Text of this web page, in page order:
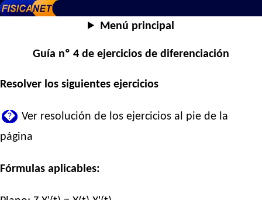
Menú principal
Guía nº 4 de ejercicios de diferenciación
Resolver los siguientes ejercicios
� Ver resolución de los ejercicios al pie de la
página
Fórmulas aplicables: